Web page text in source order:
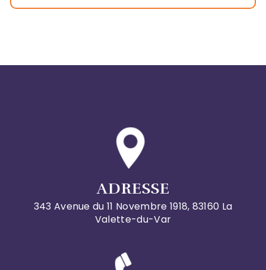
ADRESSE
343 Avenue du 11 Novembre 1918, 83160 La
Valette-du-Var